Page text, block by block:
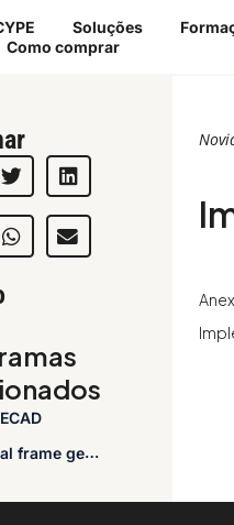
Soluções
Como comprar
generator